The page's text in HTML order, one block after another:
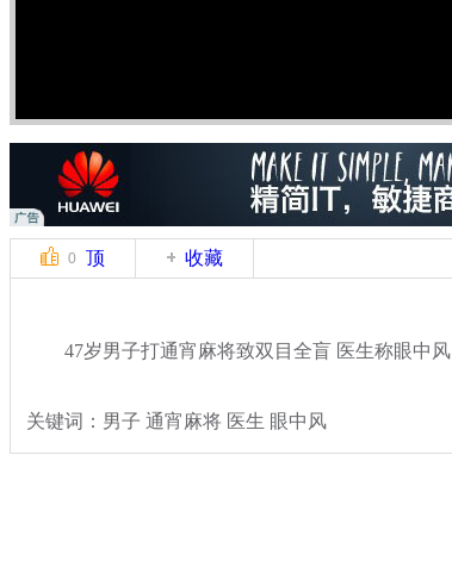
0 顶 收藏
47岁男子打通宵麻将致双目全盲 医生称眼中风
关键词：男子 通宵麻将 医生 眼中风